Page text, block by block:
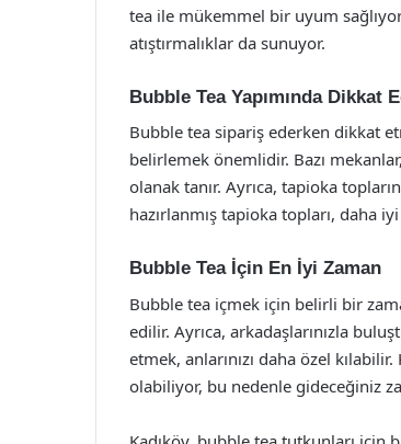
tea ile mükemmel bir uyum
atıştırmalıklar da sunuyor.
Bubble Tea Yapımında Dikkat
Bubble tea sipariş ederken dikkat
belirlemek önemlidir. Bazı
olanak tanır. Ayrıca, tapioka
hazırlanmış tapioka topları, daha
Bubble Tea İçin En İyi Zaman
Bubble tea içmek için belirli bir
edilir. Ayrıca, arkadaşlarınızla
etmek, anlarınızı daha özel
olabiliyor, bu nedenle gideceğiniz